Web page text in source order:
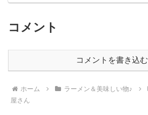
ープの組み合わせ。旨味あるスープが美
コメント
コメントを書き込む
ホーム ラーメン＆美味しい物♪
屋さん